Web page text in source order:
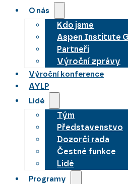
O nás
Kdo jsme
Aspen Institute
Partneři
Výroční zprávy
Výroční konference
AYLP
Lidé
Tým
Představenstvo
Dozorčí rada
Čestné funkce
Lidé
Programy